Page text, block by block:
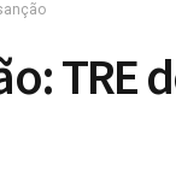
TRE